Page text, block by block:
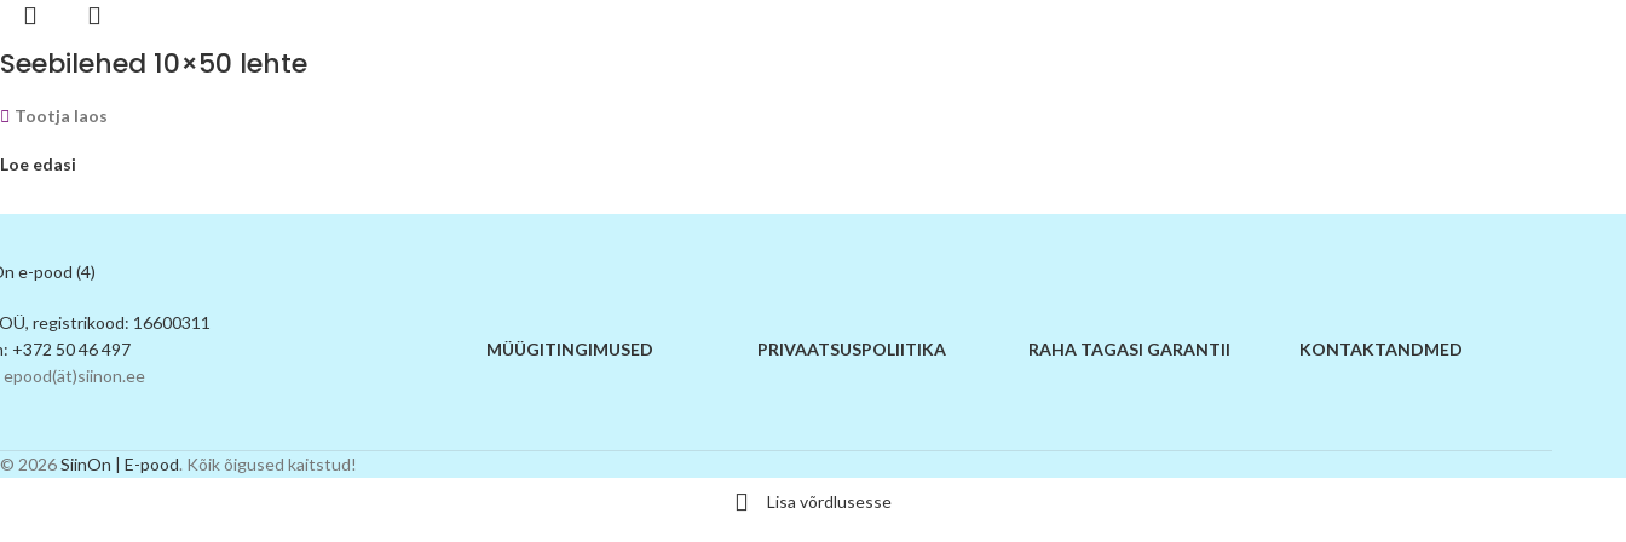
Seebilehed 10×50 lehte
Tootja laos
Loe edasi
registrikood: 16600311
+372 50 46 497
MÜÜGITINGIMUSED PRIVAATSUSPOLIITIKA RAHA TAGASI GARANTII KONTAKTANDMED
© 2026SiinOn | E-pood. Kõik õigused kaitstud!
Lisa võrdlusesse